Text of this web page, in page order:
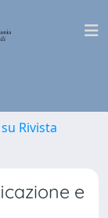
Rivista
e